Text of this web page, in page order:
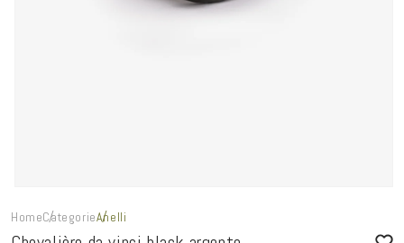
HomeCategorieAnelli